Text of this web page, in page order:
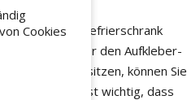
, die im Gefrierschrank
oder über den Aufkleber-
besitzen, können Sie
wurde. Ihnen ist wichtig, dass
Cookies